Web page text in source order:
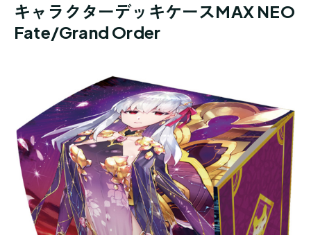
キャラクターデッキケースMAX NEO
Fate/Grand Order